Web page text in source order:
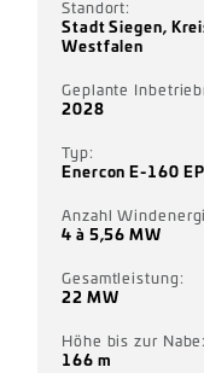
Standort:
Stadt Siegen,
Westfalen
Geplante
2028
Typ:
Enercon E-160
Anzahl
4 à 5,56 MW
Gesamtleistung:
22 MW
Höhe bis zur Nabe:
166 m